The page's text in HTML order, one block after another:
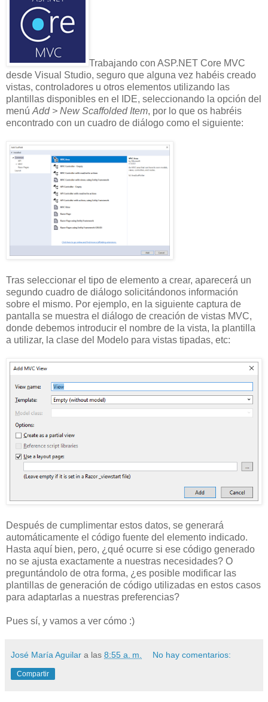
Trabajando con ASP.NET Core MVC
desde Visual Studio, seguro que alguna vez habéis creado
vistas, controladores u otros elementos utilizando las
plantillas disponibles en el IDE, seleccionando la opción del
menú Add > New Scaffolded Item, por lo que os habréis
encontrado con un cuadro de diálogo como el siguiente:
Tras seleccionar el tipo de elemento a crear, aparecerá un
segundo cuadro de diálogo solicitándonos información
sobre el mismo. Por ejemplo, en la siguiente captura de
pantalla se muestra el diálogo de creación de vistas MVC,
donde debemos introducir el nombre de la vista, la plantilla
a utilizar, la clase del Modelo para vistas tipadas, etc:
Después de cumplimentar estos datos, se generará
automáticamente el código fuente del elemento indicado.
Hasta aquí bien, pero, ¿qué ocurre si ese código generado
no se ajusta exactamente a nuestras necesidades? O
preguntándolo de otra forma, ¿es posible modificar las
plantillas de generación de código utilizadas en estos casos
para adaptarlas a nuestras preferencias?
Pues sí, y vamos a ver cómo :)
José María Aguilar a las 8:55 a. m. No hay comentarios:
Compartir